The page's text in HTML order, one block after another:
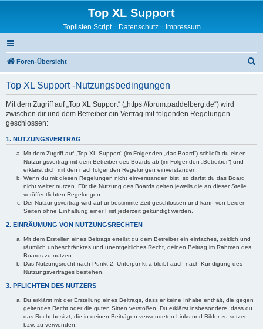
Top XL Support
Toplisten Script:: Datenschutz:: Impressum
Foren-Übersicht
Top XL Support -Nutzungsbedingungen
Mit dem Zugriff auf „Top XL Support“ („https://forum.paddelberg.de“) wird
zwischen dir und dem Betreiber ein Vertrag mit folgenden Regelungen
geschlossen:
1. NUTZUNGSVERTRAG
Mit dem Zugriff auf „Top XL Support“ (im Folgenden „das Board“) schließt du einen
Nutzungsvertrag mit dem Betreiber des Boards ab (im Folgenden „Betreiber“) und
erklärst dich mit den nachfolgenden Regelungen einverstanden.
Wenn du mit diesen Regelungen nicht einverstanden bist, so darfst du das Board
nicht weiter nutzen. Für die Nutzung des Boards gelten jeweils die an dieser Stelle
veröffentlichten Regelungen.
Der Nutzungsvertrag wird auf unbestimmte Zeit geschlossen und kann von beiden
Seiten ohne Einhaltung einer Frist jederzeit gekündigt werden.
2. EINRÄUMUNG VON NUTZUNGSRECHTEN
Mit dem Erstellen eines Beitrags erteilst du dem Betreiber ein einfaches, zeitlich und
räumlich unbeschränktes und unentgeltliches Recht, deinen Beitrag im Rahmen des
Boards zu nutzen.
Das Nutzungsrecht nach Punkt 2, Unterpunkt a bleibt auch nach Kündigung des
Nutzungsvertrages bestehen.
3. PFLICHTEN DES NUTZERS
Du erklärst mit der Erstellung eines Beitrags, dass er keine Inhalte enthält, die gegen
geltendes Recht oder die guten Sitten verstoßen. Du erklärst insbesondere, dass du
das Recht besitzt, die in deinen Beiträgen verwendeten Links und Bilder zu setzen
bzw. zu verwenden.